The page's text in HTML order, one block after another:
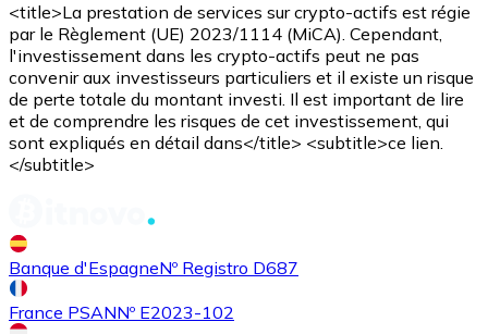
AcheterAvalancheavec virement bancaireavec carte
AVAX
AcheterShiba Inuavec virement bancaire
SHIB
<title>La prestation de services sur crypto-actifs est régie
par le Règlement (UE) 2023/1114 (MiCA). Cependant,
l'investissement dans les crypto-actifs peut ne pas
convenir aux investisseurs particuliers et il existe un risque
de perte totale du montant investi. Il est important de lire
et de comprendre les risques de cet investissement, qui
sont expliqués en détail dans</title> <subtitle>ce lien.
</subtitle>
Banque d'EspagneNº Registro D687
France PSANNº E2023-102